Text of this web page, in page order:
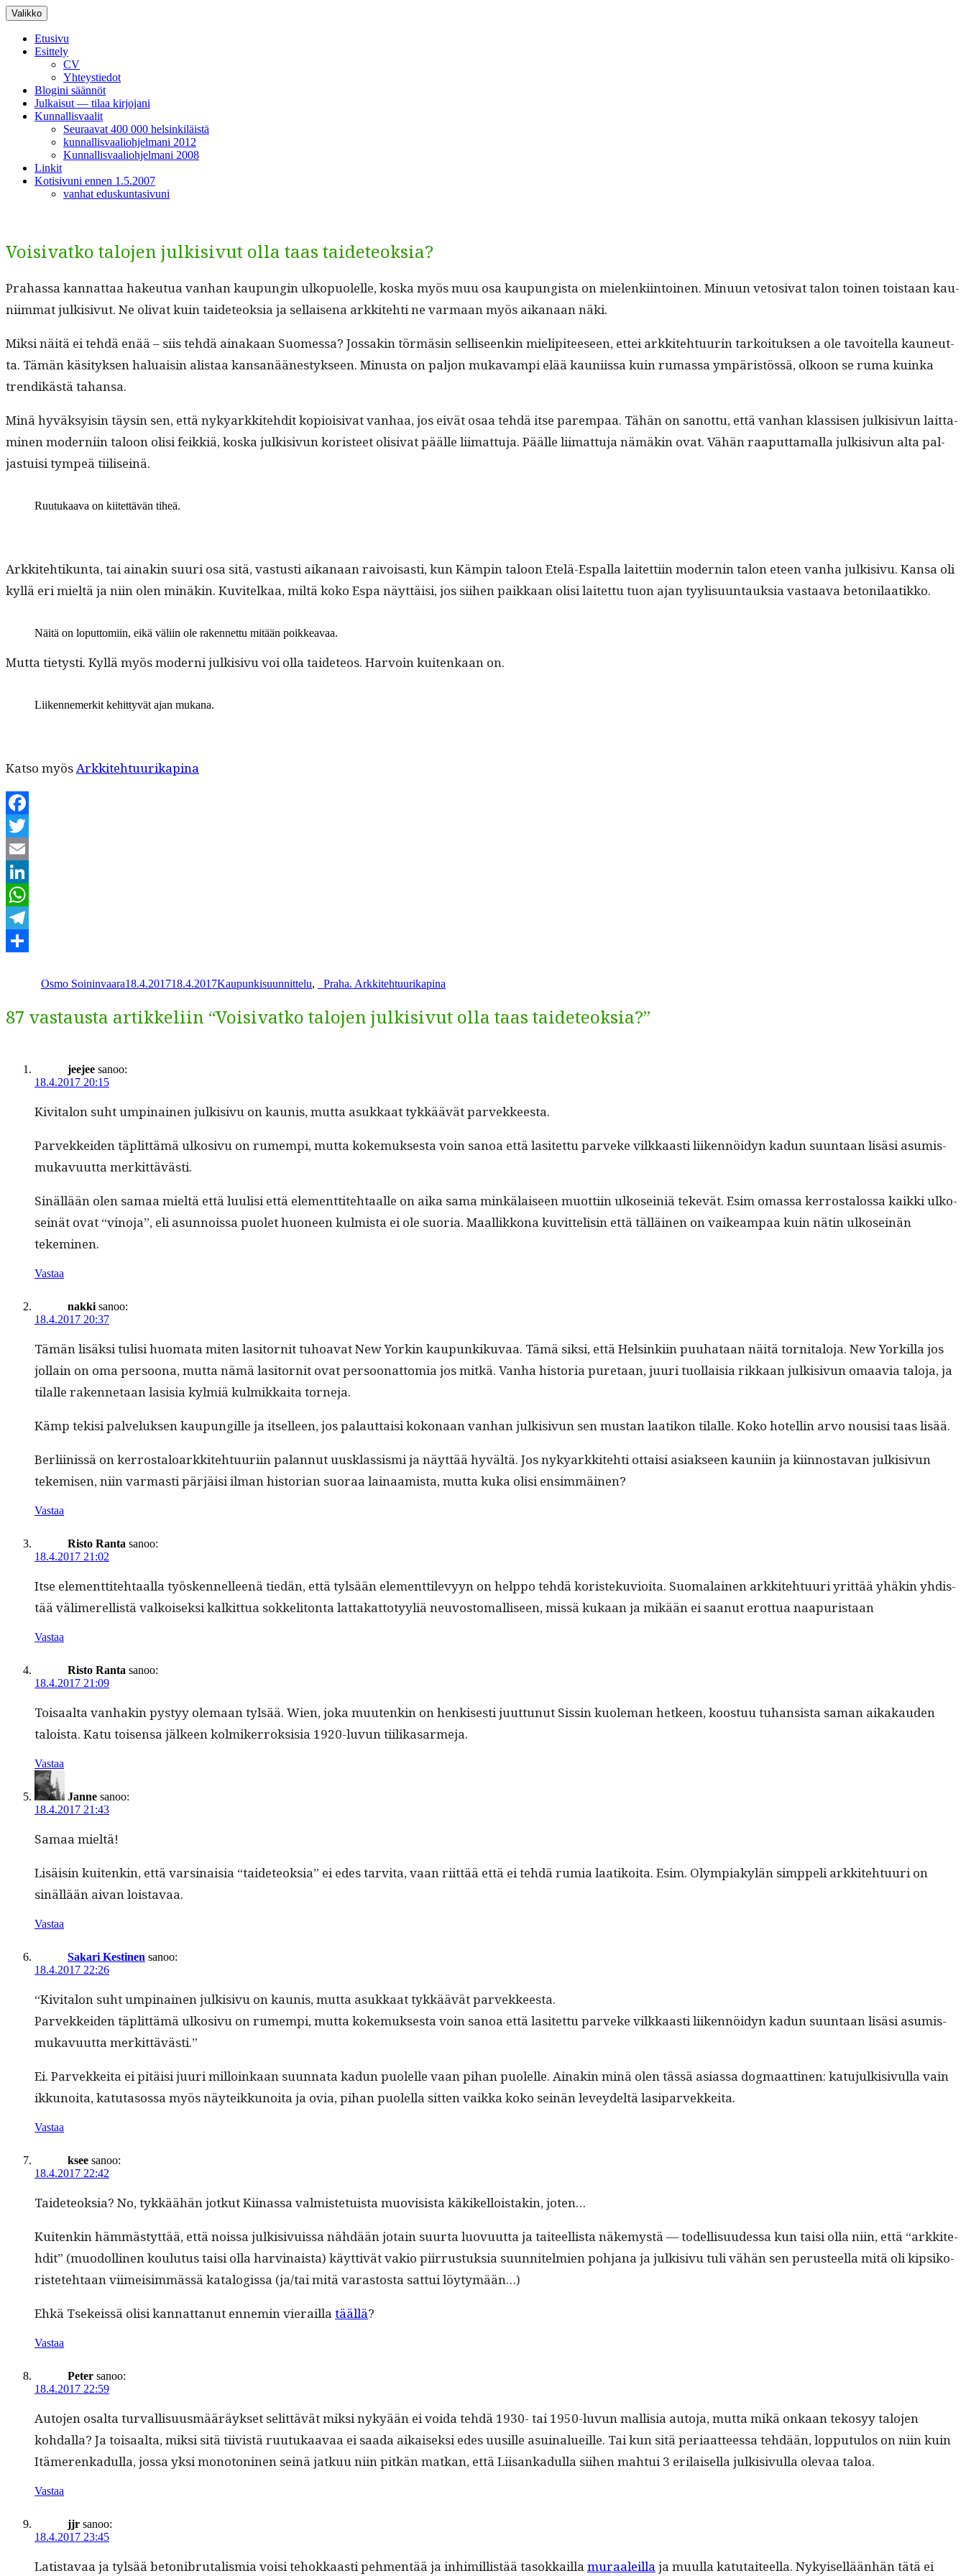
Siirry
sisältöön
Valikko
Etusivu
Esittely
CV
Yhteystiedot
Blogini säännöt
Julkaisut — tilaa kirjojani
Kunnallisvaalit
Seuraavat 400 000 helsinkiläistä
kunnallisvaaliohjelmani 2012
Kunnallisvaaliohjelmani 2008
Linkit
Kotisivuni ennen 1.5.2007
vanhat eduskuntasivuni
Voisivatko talojen julkisivut olla taas taideteoksia?
Pra­has­sa kan­nat­taa hakeu­tua van­han kaupun­gin ulkop­uolelle, kos­ka myös muu osa kaupungista on mie­lenki­in­toinen. Min­u­un veto­si­vat talon toinen tois­taan kau­
ni­im­mat julk­i­sivut. Ne oli­vat kuin taide­teok­sia ja sel­l­aise­na arkkite­hti ne var­maan myös aikanaan näki.
Mik­si näitä ei tehdä enää – siis tehdä ainakaan Suomes­sa? Jos­sakin tör­mäsin sel­l­iseenkin mielip­i­teeseen, ettei arkkite­htu­urin tarkoituk­sen a ole tavoitel­la kauneut­
ta. Tämän käsi­tyk­sen halu­aisin alis­taa kansanäänestyk­seen. Minus­ta on paljon mukavampi elää kau­ni­is­sa kuin rumas­sa ympäristössä, olkoon se ruma kuin­ka
trendikästä tahansa.
Minä hyväksy­isin täysin sen, että nyk­yarkkite­hdit kopi­oisi­vat van­haa, jos eivät osaa tehdä itse parem­paa. Tähän on san­ot­tu, että van­han klas­sisen julk­i­sivun lait­ta­
mi­nen mod­erni­in taloon olisi feikkiä, kos­ka julk­i­sivun koris­teet oli­si­vat päälle liimat­tu­ja. Päälle liimat­tu­ja nämäkin ovat. Vähän raa­put­ta­mal­la julk­i­sivun alta pal­
jas­tu­isi tym­peä tiiliseinä.
Ruu­tukaa­va on kiitet­tävän tiheä.
Arkkite­htikun­ta, tai ainakin suuri osa sitä, vas­tusti aikanaan raivoisas­ti, kun Kämpin taloon Etelä-Espal­la laitet­ti­in mod­ernin talon eteen van­ha julk­i­sivu. Kansa oli
kyl­lä eri mieltä ja niin olen minäkin. Kuvitelkaa, miltä koko Espa näyt­täisi, jos siihen paikkaan olisi laitet­tu tuon ajan tyylisu­un­tauk­sia vas­taa­va betonilaatikko.
Näitä on lop­ut­tomi­in, eikä väli­in ole raken­net­tu mitään poikkeavaa.
Mut­ta tietysti. Kyl­lä myös mod­erni julk­i­sivu voi olla taide­teos. Har­voin kuitenkaan on.
Liiken­nemerk­it kehit­tyvät ajan mukana.
Kat­so myösArkkite­htu­urikap­ina
Facebook
Twitter
Email
LinkedIn
WhatsApp
Telegram
Osmo Soininvaara18.4.201718.4.2017Kaupunkisuunnittelu, Praha. Arkkitehtuurikapina
87 vastausta artikkeliin “Voisivatko talojen julkisivut olla taas taideteoksia?”
jeejee sanoo:
18.4.2017 20:15
Kiv­i­talon suht ump­inainen julk­i­sivu on kau­nis, mut­ta asukkaat tykkäävät parvekkeesta.
Parvekkei­den täplit­tämä ulko­sivu on rumem­pi, mut­ta koke­muk­ses­ta voin sanoa että lasitet­tu parveke vilkkaasti liiken­nöi­dyn kadun suun­taan lisäsi asum­is­
mukavu­ut­ta merkittävästi.
Sinäl­lään olen samaa mieltä että luulisi että ele­ment­tite­htaalle on aika sama minkälaiseen muot­ti­in ulko­seiniä tekevät. Esim omas­sa ker­rostalos­sa kaik­ki ulko­
seinät ovat “vino­ja”, eli asun­nois­sa puo­let huoneen kul­mista ei ole suo­ria. Maal­likkona kuvit­telisin että täl­läi­nen on vaikeam­paa kuin nätin ulko­seinän
tekeminen.
Vastaa
nakki sanoo:
18.4.2017 20:37
Tämän lisäk­si tulisi huo­ma­ta miten lasitor­nit tuhoa­vat New Yorkin kaupunkiku­vaa. Tämä sik­si, että Helsinki­in puuhataan näitä tor­ni­talo­ja. New Yorkil­la jos
jol­lain on oma per­soona, mut­ta nämä lasitor­nit ovat per­soonat­to­mia jos mitkä. Van­ha his­to­ria pure­taan, juuri tuol­laisia rikkaan julk­i­sivun omaavia talo­ja, ja
tilalle raken­netaan lasisia kylmiä kul­mikkai­ta torneja.
Kämp tek­isi palveluk­sen kaupungille ja itselleen, jos palaut­taisi kokon­aan van­han julk­i­sivun sen mus­tan laatikon tilalle. Koko hotellin arvo nousisi taas lisää.
Berli­inis­sä on ker­rostaloarkkite­htu­uri­in palan­nut uusklas­sis­mi ja näyt­tää hyvältä. Jos nyk­yarkkite­hti ottaisi asi­ak­seen kau­ni­in ja kiin­nos­ta­van julk­i­sivun
tekemisen, niin var­masti pär­jäisi ilman his­to­ri­an suo­raa lainaamista, mut­ta kuka olisi ensimmäinen?
Vastaa
Risto Ranta sanoo:
18.4.2017 21:02
Itse ele­ment­tite­htaal­la työsken­nelleenä tiedän, että tyl­sään ele­ment­tilevyyn on help­po tehdä koris­teku­vioi­ta. Suo­ma­lainen arkkite­htu­uri yrit­tää yhäkin yhdis­
tää välimerel­listä valkoisek­si kalkit­tua sokke­li­ton­ta lat­takat­to­tyyliä neu­vos­tom­a­lliseen, mis­sä kukaan ja mikään ei saanut erot­tua naapuristaan
Vastaa
Risto Ranta sanoo:
18.4.2017 21:09
Toisaal­ta van­hakin pystyy ole­maan tyl­sää. Wien, joka muutenkin on henkises­ti juut­tunut Sissin kuole­man het­keen, koos­t­uu tuhan­sista saman aikakau­den
taloista. Katu toisen­sa jäl­keen kolmik­er­roksisia 1920-luvun tiilikasarmeja.
Vastaa
Janne sanoo:
18.4.2017 21:43
Samaa mieltä!
Lisäisin kuitenkin, että varsi­naisia “taide­teok­sia” ei edes tarvi­ta, vaan riit­tää että ei tehdä rumia laatikoi­ta. Esim. Olympiakylän simp­peli arkkite­htu­uri on
sinäl­lään aivan loistavaa.
Vastaa
Sakari Kestinen sanoo:
18.4.2017 22:26
“Kiv­i­talon suht ump­inainen julk­i­sivu on kau­nis, mut­ta asukkaat tykkäävät parvekkeesta.
Parvekkei­den täplit­tämä ulko­sivu on rumem­pi, mut­ta koke­muk­ses­ta voin sanoa että lasitet­tu parveke vilkkaasti liiken­nöi­dyn kadun suun­taan lisäsi asum­is­
mukavu­ut­ta merkittävästi.”
Ei. Parvekkei­ta ei pitäisi juuri mil­loinkaan suun­na­ta kadun puolelle vaan pihan puolelle. Ainakin minä olen tässä asi­as­sa dog­maat­ti­nen: katu­julk­i­sivul­la vain
ikkunoi­ta, katu­ta­sos­sa myös näyteikkunoi­ta ja ovia, pihan puolel­la sit­ten vaik­ka koko seinän lev­ey­deltä lasiparvekkeita.
Vastaa
ksee sanoo:
18.4.2017 22:42
Taide­teok­sia? No, tykkäähän jotkut Kiinas­sa valmis­te­tu­ista muo­vi­sista käkikel­lois­takin, joten…
Kuitenkin häm­mästyt­tää, että nois­sa julk­i­sivuis­sa nähdään jotain suur­ta luovu­ut­ta ja taiteel­lista näke­mys­tä — todel­lisu­udessa kun taisi olla niin, että “arkkite­
hdit” (muodolli­nen koulu­tus taisi olla harv­inaista) käyt­tivät vakio piir­rus­tuk­sia suun­nitelmien poh­jana ja julk­i­sivu tuli vähän sen perus­teel­la mitä oli kip­siko­
ris­tete­htaan viimeisim­mässä kat­a­l­o­gis­sa (ja/tai mitä varas­tos­ta sat­tui löytymään…)
Ehkä Tsekeis­sä olisi kan­nat­tanut enne­min vierail­la tääl­lä?
Vastaa
Peter sanoo:
18.4.2017 22:59
Auto­jen osalta tur­val­lisu­us­määräyk­set selit­tävät mik­si nykyään ei voi­da tehdä 1930- tai 1950-luvun mallisia auto­ja, mut­ta mikä onkaan tekosyy talo­jen
kohdal­la? Ja toisaal­ta, mik­si sitä tiivistä ruu­tukaavaa ei saa­da aikaisek­si edes uusille asuinalueille. Tai kun sitä peri­aat­teessa tehdään, lop­putu­los on niin kuin
Itämerenkadul­la, jos­sa yksi monot­o­ni­nen seinä jatkuu niin pitkän matkan, että Liisankadul­la siihen mah­tui 3 eri­laisel­la julk­i­sivul­la ole­vaa taloa.
Vastaa
jjr sanoo:
18.4.2017 23:45
Latis­tavaa ja tyl­sää betoni­bru­tal­is­mia voisi tehokkaasti pehmen­tää ja inhimil­listää tasokkail­la muraaleil­laja muul­la katu­taiteel­la. Nykyisel­lään­hän tätä ei